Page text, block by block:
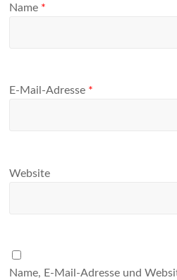
Name *
E-Mail-Adresse *
Website
Name, E-Mail-Adresse und